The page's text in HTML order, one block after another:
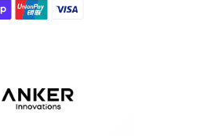
función ANC
horas en total.